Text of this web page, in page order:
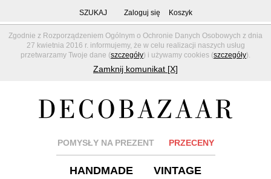
Zgodnie z Rozporządzeniem Ogólnym o Ochronie Danych Osobowych z dnia
27 kwietnia 2016 r. informujemy, że w celu realizacji naszych usług
przetwarzamy Twoje dane (szczegóły) i używamy cookies (szczegóły).
Zamknij komunikat [X]
SZUKAJ Zaloguj się Koszyk
POMYSŁY NA PREZENT PRZECENY
HANDMADE VINTAGE